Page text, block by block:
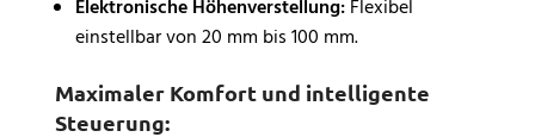
Elektronische Höhenverstellung:Flexibel
einstellbar von 20 mm bis 100 mm.
Maximaler Komfort und intelligente
Steuerung: